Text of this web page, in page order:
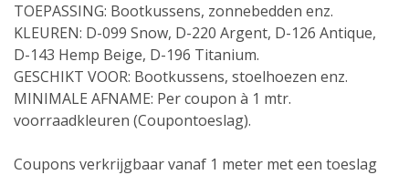
TOEPASSING: Bootkussens, zonnebedden enz.
KLEUREN: D-099 Snow, D-220 Argent, D-126 Antique,
D-143 Hemp Beige, D-196 Titanium.
GESCHIKT VOOR: Bootkussens, stoelhoezen enz.
MINIMALE AFNAME: Per coupon à 1 mtr.
voorraadkleuren (Coupontoeslag).
Coupons verkrijgbaar vanaf 1 meter met een toeslag